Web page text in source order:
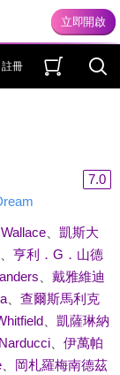
註冊
7.0
、 凱斯大
、 亨利．G．山德
戴雅維迪
、 查爾斯馬利克
、 凱薩琳納
、 伊萬帕
、 岡札羅梅南德茲